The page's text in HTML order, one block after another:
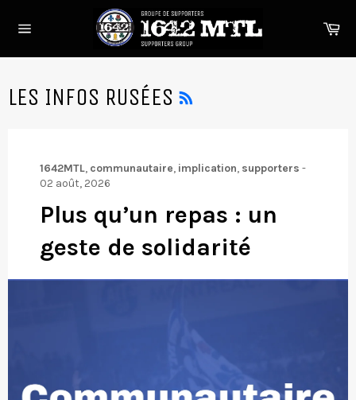
LES INFOS RUSÉES
1642MTL, communautaire, implication, supporters -
02 août, 2026
Plus qu’un repas : un
geste de solidarité